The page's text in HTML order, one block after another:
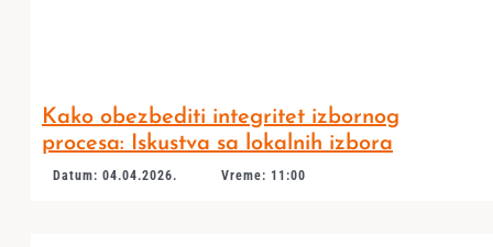
Kako obezbediti integritet izbornog
procesa: Iskustva sa lokalnih izbora
Datum: 04.04.2026. Vreme: 11:00